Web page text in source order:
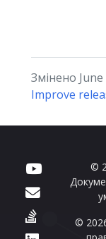
Змінено June
Improve
©
©